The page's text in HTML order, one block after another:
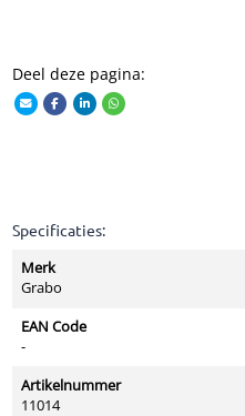
Deel deze pagina:
Specificaties:
Merk
Grabo
EAN Code
-
Artikelnummer
11014